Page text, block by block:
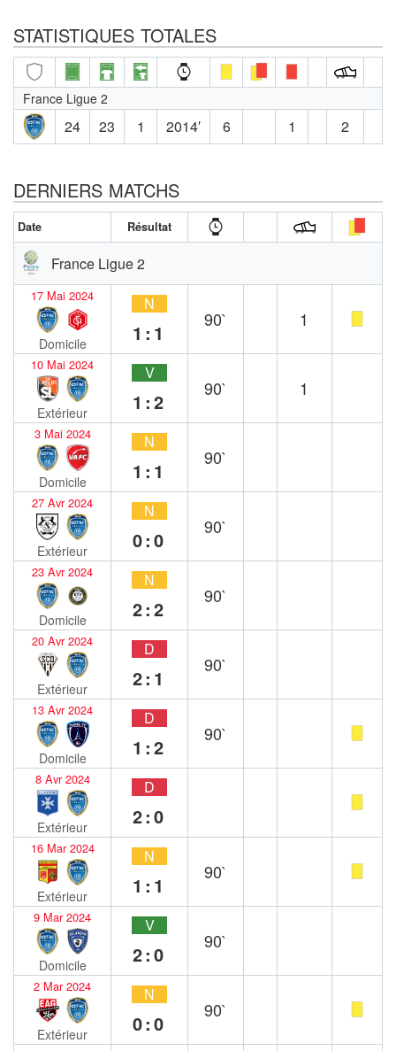
STATISTIQUES TOTALES
France Ligue 2
24 23 1 2014′ 6 1 2
DERNIERS MATCHS
Date Résultat
France Ligue 2
17 Mai 2024
Domicile
N
1:1
90` 1
10 Mai 2024
Extérieur
V
1:2
90` 1
3 Mai 2024
Domicile
N
1:1
90`
27 Avr 2024
Extérieur
N
0:0
90`
23 Avr 2024
Domicile
N
2:2
90`
20 Avr 2024
Extérieur
D
2:1
90`
13 Avr 2024
Domicile
D
1:2
90`
8 Avr 2024
Extérieur
D
2:0
16 Mar 2024
Extérieur
N
1:1
90`
9 Mar 2024
Domicile
V
2:0
90`
2 Mar 2024
Extérieur
N
0:0
90`